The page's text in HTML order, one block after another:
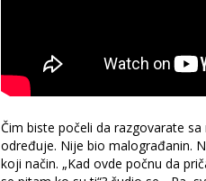
Čim biste počeli da razgovarate
određuje. Nije bio malograđanin.
koji način. „Kad ovde počnu da